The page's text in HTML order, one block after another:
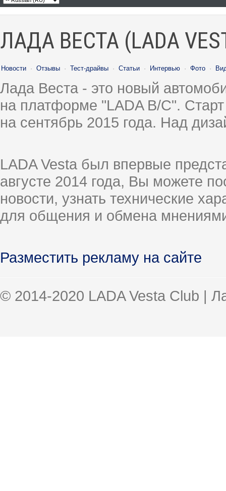
ЛАДА ВЕСТА (LADA
Новости · Отзывы · Тест-драйвы · Статьи · Интервью · Фото ·
Лада Веста - это новый
на платформе "LADA B/C".
на сентябрь 2015 года. Над
LADA Vesta был впервые
августе 2014 года, Вы можете
новости, узнать технические
для общения и обмена
Разместить рекламу на сайте
© 2014-2020 LADA Vesta Club |